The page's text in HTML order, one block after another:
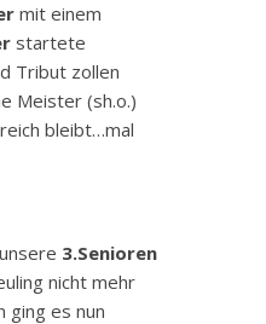
mit einem
startete
Tribut zollen
Meister (sh.o.)
bleibt…mal
3.Senioren
nicht mehr
ging es nun